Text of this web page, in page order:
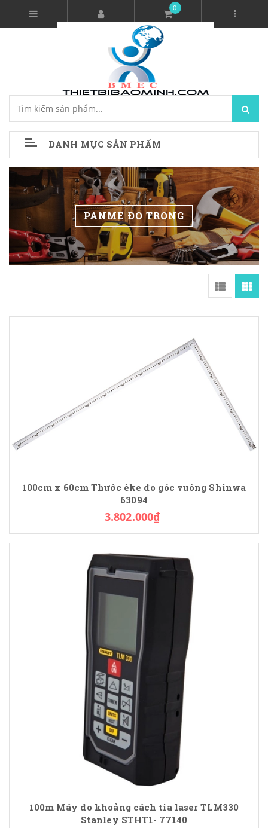
0
DANH MỤC SẢN PHẨM
PANME ĐO TRONG
100cm x 60cm Thước êke đo góc vuông Shinwa
63094
3.802.000₫
100m Máy đo khoảng cách tia laser TLM330
Stanley STHT1- 77140